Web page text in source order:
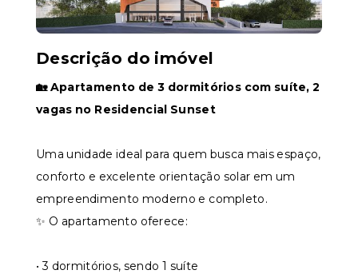
Descrição do imóvel
🏡 Apartamento de 3 dormitórios com suíte, 2
vagas no Residencial Sunset
Uma unidade ideal para quem busca mais espaço,
conforto e excelente orientação solar em um
empreendimento moderno e completo.
✨ O apartamento oferece:
• 3 dormitórios, sendo 1 suíte